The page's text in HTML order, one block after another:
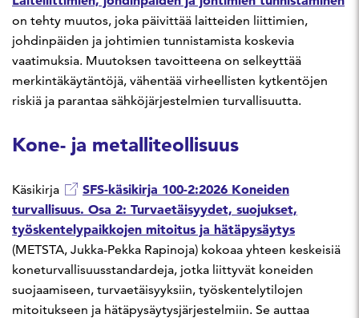
on tehty muutos, joka päivittää laitteiden liittimien,
johdinpäiden ja johtimien tunnistamista koskevia
vaatimuksia. Muutoksen tavoitteena on selkeyttää
merkintäkäytäntöjä, vähentää virheellisten kytkentöjen
riskiä ja parantaa sähköjärjestelmien turvallisuutta.
Kone- ja metalliteollisuus
Käsikirja
SFS-käsikirja 100-2:2026 Koneiden
turvallisuus. Osa 2: Turvaetäisyydet, suojukset,
työskentelypaikkojen mitoitus ja hätäpysäytys
(METSTA, Jukka-Pekka Rapinoja) kokoaa yhteen keskeisiä
koneturvallisuusstandardeja, jotka liittyvät koneiden
suojaamiseen, turvaetäisyyksiin, työskentelytilojen
mitoitukseen ja hätäpysäytysjärjestelmiin. Se auttaa